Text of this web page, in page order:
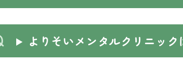
よりそいメンタルクリニッ